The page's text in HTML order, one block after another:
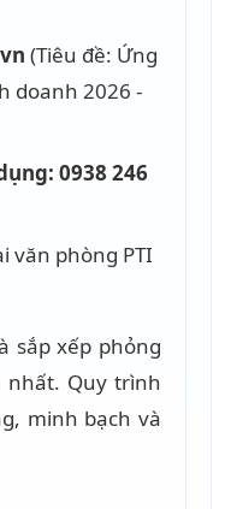
(Tiêu đề: Ứng
doanh 2026 -
0938 246
văn phòng PTI
sắp xếp phỏng
nhất. Quy trình
minh bạch và